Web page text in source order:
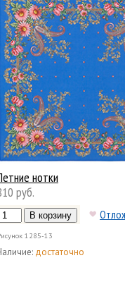
нотки
руб.
1285-13
достаточно